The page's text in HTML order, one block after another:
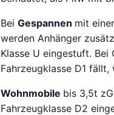
Bei Gespannen mit
werden Anhänger
Klasse U eingestuft.
Fahrzeugklasse D1
Wohnmobile bis 3,5t
Fahrzeugklasse D2